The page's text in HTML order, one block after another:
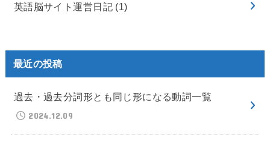
英語脳サイト運営日記 (1)
最近の投稿
過去・過去分詞形とも同じ形になる動詞一覧
2024.12.09